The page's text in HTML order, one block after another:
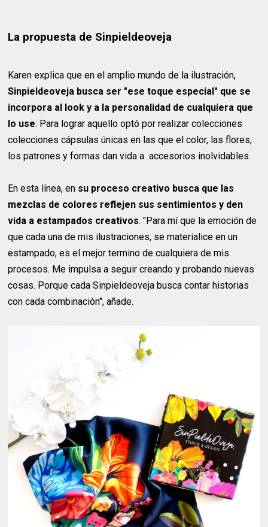
La propuesta de Sinpieldeoveja
Karen explica que en el amplio mundo de la ilustración,
Sinpieldeoveja busca ser "ese toque especial" que se
incorpora al look y a la personalidad de cualquiera que
lo use. Para lograr aquello optó por realizar colecciones
colecciones cápsulas únicas en las que el color, las flores,
los patrones y formas dan vida a accesorios inolvidables.
En esta línea, en su proceso creativo busca que las
mezclas de colores reflejen sus sentimientos y den
vida a estampados creativos. "Para mí que la emoción de
que cada una de mis ilustraciones, se materialice en un
estampado, es el mejor termino de cualquiera de mis
procesos. Me impulsa a seguir creando y probando nuevas
cosas. Porque cada Sinpieldeoveja busca contar historias
con cada combinación", añade.